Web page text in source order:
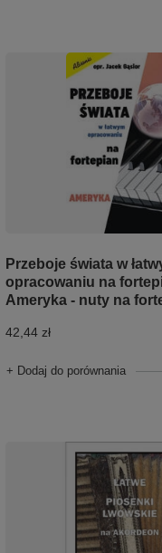
Przeboje świata w
opracowaniu na
Ameryka - nuty na
42,44 zł
+ Dodaj do porównania